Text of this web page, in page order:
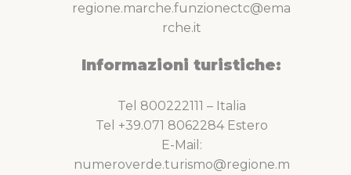
regione.marche.funzionectc@ema
rche.it
Informazioni turistiche:
Tel 800222111 – Italia
Tel +39.071 8062284 Estero
E-Mail:
numeroverde.turismo@regione.m